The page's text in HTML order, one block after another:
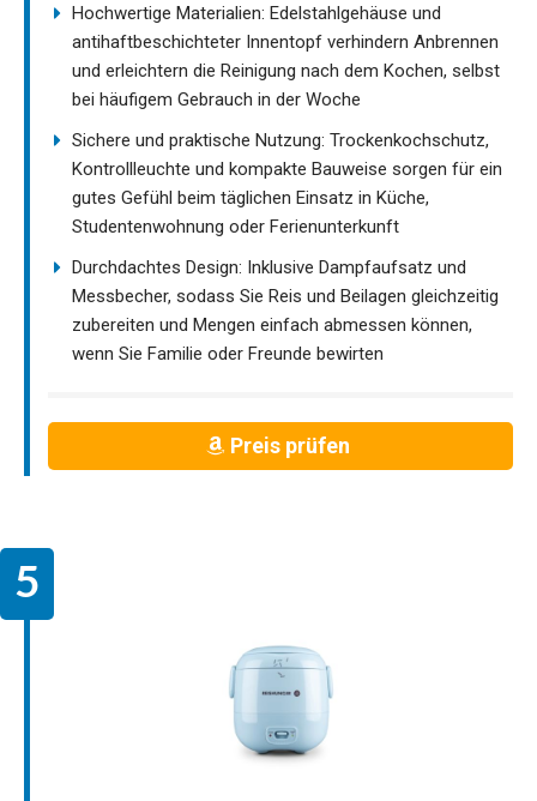
Hochwertige Materialien: Edelstahlgehäuse und
antihaftbeschichteter Innentopf verhindern Anbrennen
und erleichtern die Reinigung nach dem Kochen, selbst
bei häufigem Gebrauch in der Woche
Sichere und praktische Nutzung: Trockenkochschutz,
Kontrollleuchte und kompakte Bauweise sorgen für ein
gutes Gefühl beim täglichen Einsatz in Küche,
Studentenwohnung oder Ferienunterkunft
Durchdachtes Design: Inklusive Dampfaufsatz und
Messbecher, sodass Sie Reis und Beilagen gleichzeitig
zubereiten und Mengen einfach abmessen können,
wenn Sie Familie oder Freunde bewirten
Preis prüfen